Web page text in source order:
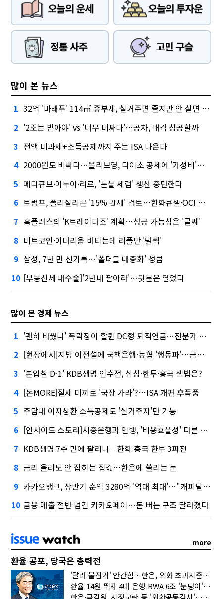
많이 본 뉴스
1 32억 '마래푸' 114㎡ 종부세, 실거주면 줄지만 안 살면 2.5배
2 '2조는 받아야' vs '너무 비싸다'…공차, 매각 성공할까
3 전액 비과세+소득공제까지 주는 ISA 나온다
4 2000원도 비싸다…올리브영, 다이소 공세에 '가성비'로 맞불
5 메디큐브·아누아·리르, '눈물 세럼' 생산 중단한다
6 트럼프, 폴리실리콘 '15% 관세' 검토…한화큐셀·OCI 영향은?
7 홈플러스의 'K트레이더조' 계획…성공 가능성은 '글쎄'
8 비트코인·이더리움 버티는데 리플만 '털썩'
9 삼성, 7년 만 신기록…'폴더블 대중화' 성큼
10 [부동산세 대수술]'2년내 팔아라'…뒷문은 열었다
많이 본 경제 뉴스
1 '괜히 바꿨나' 폭락장이 할퀸 DC형 퇴직연금…전문가 조언은
2 [현장에서]지방 이전설에 국책은행·농협 '행동파'…금감원 '신중모드'
3 '본입찰 D-1' KDB생명 인수전, 삼성·한투·흥국 셈법은?
4 [돈MORE]절세 미끼로 '국장 가라'?…ISA 개편 후폭풍
5 주담대 이자상환 소득공제도 '실거주자'만 가능
6 [인사이드 스토리]시중은행과 인뱅, '비용효율성' 다른 잣대 왜?
7 KDB생명 7수 만에 팔리나…한화·흥국·한투 3파전
8 금리 올려도 안 잡히는 집값…한은에 쏠리는 눈
9 카카오뱅크, 상반기 순익 3280억 '역대 최대'…"캐피탈, 자산 1조원 이상"
10 금융 매출 절반 넘긴 카카오페이…돈 버는 구조 달라졌다
more
환율 공포, 당국은 총력전
'달러 붙잡기' 안간힘…한은, 외화 초과지준에 이자 6개월 더
환율 14원 뛰자 4대 은행 RWA 6조 '눈덩이'…2배 뛴 2분기는?
한은·금감원, 시장교란 등 '외환공동검사'…환율 급등 전방위 대응